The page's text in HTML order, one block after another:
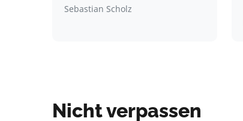
Sebastian Scholz
Nicht verpassen